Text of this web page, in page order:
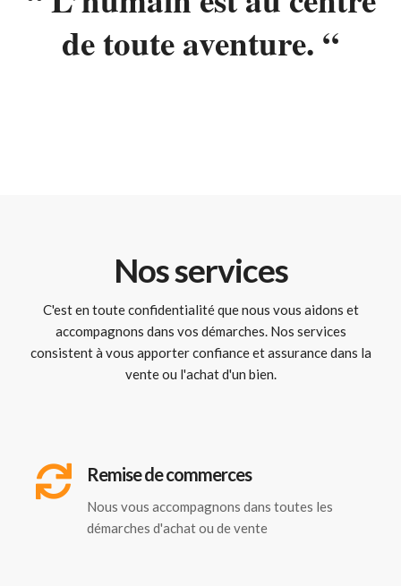
de toute aventure. “
Nos services
C'est en toute confidentialité que nous vous aidons et
accompagnons dans vos démarches. Nos services
consistent à vous apporter confiance et assurance dans la
vente ou l'achat d'un bien.
Remise de commerces
Nous vous accompagnons dans toutes les
démarches d'achat ou de vente